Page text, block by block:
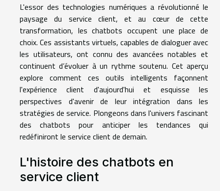
L'essor des technologies numériques a révolutionné le
paysage du service client, et au cœur de cette
transformation, les chatbots occupent une place de
choix. Ces assistants virtuels, capables de dialoguer avec
les utilisateurs, ont connu des avancées notables et
continuent d’évoluer à un rythme soutenu. Cet aperçu
explore comment ces outils intelligents façonnent
l'expérience client d'aujourd'hui et esquisse les
perspectives d'avenir de leur intégration dans les
stratégies de service. Plongeons dans l'univers fascinant
des chatbots pour anticiper les tendances qui
redéfiniront le service client de demain.
L'histoire des chatbots en
service client